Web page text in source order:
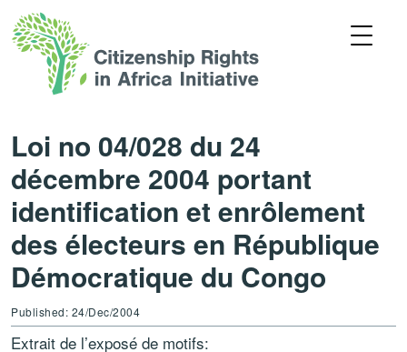
Loi no 04/028 du 24
décembre 2004 portant
identification et enrôlement
des électeurs en République
Démocratique du Congo
Published: 24/Dec/2004
Extrait de l’exposé de motifs: